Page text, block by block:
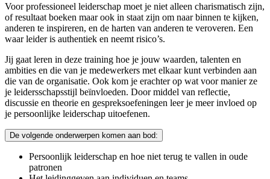
Voor professioneel leiderschap moet je niet alleen charismatisch zijn,
of resultaat boeken maar ook in staat zijn om naar binnen te kijken,
anderen te inspireren, en de harten van anderen te veroveren. Een
waar leider is authentiek en neemt risico’s.
Jij gaat leren in deze training hoe je jouw waarden, talenten en
ambities en die van je medewerkers met elkaar kunt verbinden aan
die van de organisatie. Ook kom je erachter op wat voor manier ze
je leidersschapsstijl beïnvloeden. Door middel van reflectie,
discussie en theorie en gespreksoefeningen leer je meer invloed op
je persoonlijke leiderschap uitoefenen.
De volgende onderwerpen komen aan bod:
Persoonlijk leiderschap en hoe niet terug te vallen in oude
patronen